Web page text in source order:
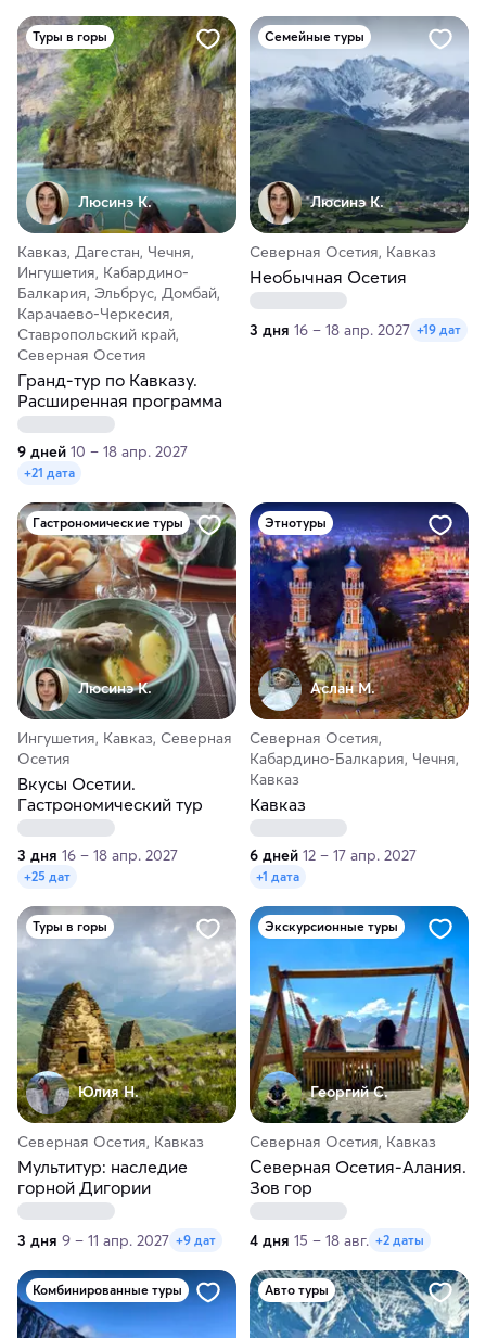
Туры в горы
Люсинэ К.
Кавказ, Дагестан, Чечня,
Ингушетия, Кабардино-
Балкария, Эльбрус, Домбай,
Карачаево-Черкесия,
Ставропольский край,
Северная Осетия
Гранд-тур по Кавказу.
Расширенная программа
9 дней 10 – 18 апр. 2027
+21 дата
Семейные туры
Люсинэ К.
Северная Осетия, Кавказ
Необычная Осетия
3 дня 16 – 18 апр. 2027 +19 дат
Гастрономические туры
Люсинэ К.
Ингушетия, Кавказ, Северная
Осетия
Вкусы Осетии.
Гастрономический тур
3 дня 16 – 18 апр. 2027
+25 дат
Этнотуры
Аслан М.
Северная Осетия,
Кабардино-Балкария, Чечня,
Кавказ
Кавказ
6 дней 12 – 17 апр. 2027
+1 дата
Туры в горы
Юлия Н.
Северная Осетия, Кавказ
Мультитур: наследие
горной Дигории
3 дня 9 – 11 апр. 2027 +9 дат
Экскурсионные туры
Георгий С.
Северная Осетия, Кавказ
Северная Осетия-Алания.
Зов гор
4 дня 15 – 18 авг. +2 даты
Комбинированные туры Авто туры